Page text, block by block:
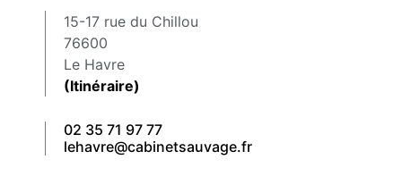
15-17 rue du Chillou
76600
Le Havre
(Itinéraire)
02 35 71 97 77
lehavre@cabinetsauvage.fr